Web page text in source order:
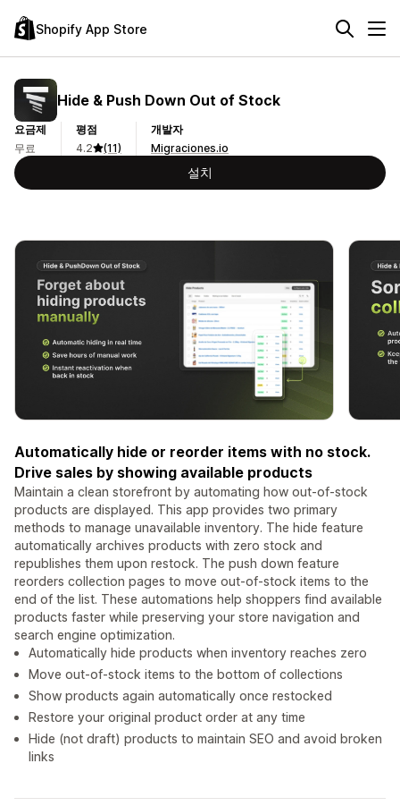
Shopify App Store
Hide & Push Down Out of Stock
요금제
무료
평점
4.2
(11)
개발자
Migraciones.io
설치
Automatically hide or reorder items with no stock.
Drive sales by showing available products
Maintain a clean storefront by automating how out-of-stock
products are displayed. This app provides two primary
methods to manage unavailable inventory. The hide feature
automatically archives products with zero stock and
republishes them upon restock. The push down feature
reorders collection pages to move out-of-stock items to the
end of the list. These automations help shoppers find available
products faster while preserving your store navigation and
search engine optimization.
Automatically hide products when inventory reaches zero
Move out-of-stock items to the bottom of collections
Show products again automatically once restocked
Restore your original product order at any time
Hide (not draft) products to maintain SEO and avoid broken
links